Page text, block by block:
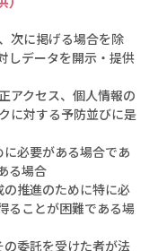
次に掲げる場合を除
しデータを開示・提供
アクセス、個人情報の
に対する予防並びに是
必要がある場合であ
る場合
推進のために特に必
ることが困難である場
委託を受けた者が法